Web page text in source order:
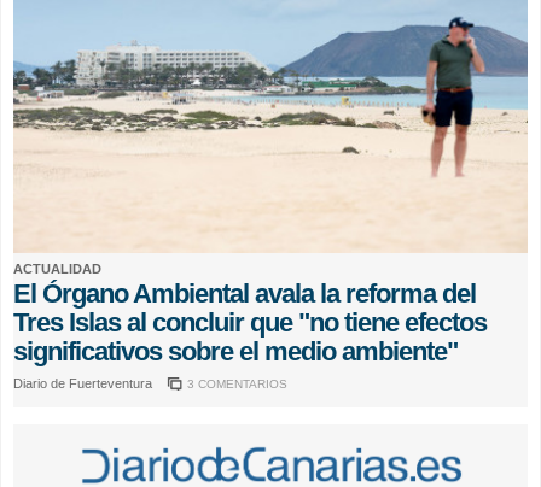
ACTUALIDAD
El Órgano Ambiental avala la reforma del
Tres Islas al concluir que "no tiene efectos
significativos sobre el medio ambiente"
Diario de Fuerteventura 3 COMENTARIOS